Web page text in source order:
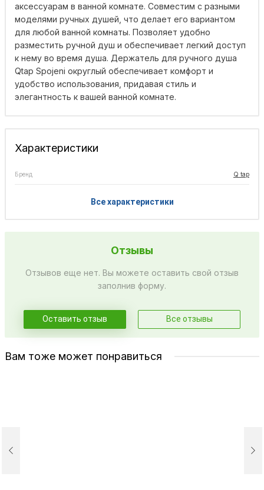
аксессуарам в ванной комнате. Совместим с разными
моделями ручных душей, что делает его вариантом
для любой ванной комнаты. Позволяет удобно
разместить ручной душ и обеспечивает легкий доступ
к нему во время душа. Держатель для ручного душа
Qtap Spojeni округлый обеспечивает комфорт и
удобство использования, придавая стиль и
элегантность к вашей ванной комнате.
Характеристики
Бренд Q tap
Все характеристики
Отзывы
Отзывов еще нет. Вы можете оставить свой отзыв
заполнив форму.
Оставить отзыв Все отзывы
Вам тоже может понравиться